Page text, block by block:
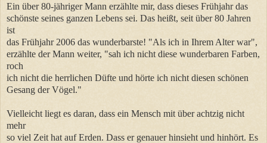
Ein über 80-jähriger Mann erzählte mir, dass dieses Frühjahr das
schönste seines ganzen Lebens sei. Das heißt, seit über 80 Jahren
ist
das Frühjahr 2006 das wunderbarste! "Als ich in Ihrem Alter war",
erzählte der Mann weiter, "sah ich nicht diese wunderbaren Farben,
roch
ich nicht die herrlichen Düfte und hörte ich nicht diesen schönen
Gesang der Vögel."
Vielleicht liegt es daran, dass ein Mensch mit über achtzig nicht
mehr
so viel Zeit hat auf Erden. Dass er genauer hinsieht und hinhört. Es